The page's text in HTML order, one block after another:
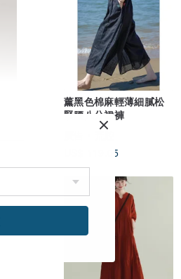
薰黑色棉麻輕薄細膩松
緊腰八分裙褲
US$ 119.05